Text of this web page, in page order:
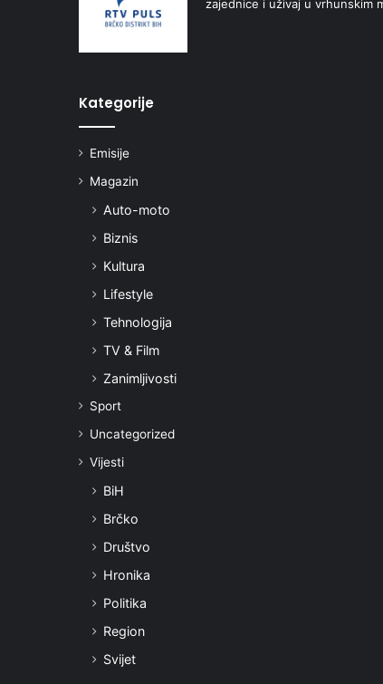
zajednice i uživaj u vrhunskim
Kategorije
Emisije
Magazin
Auto-moto
Biznis
Kultura
Lifestyle
Tehnologija
TV & Film
Zanimljivosti
Sport
Uncategorized
Vijesti
BiH
Brčko
Društvo
Hronika
Politika
Region
Svijet